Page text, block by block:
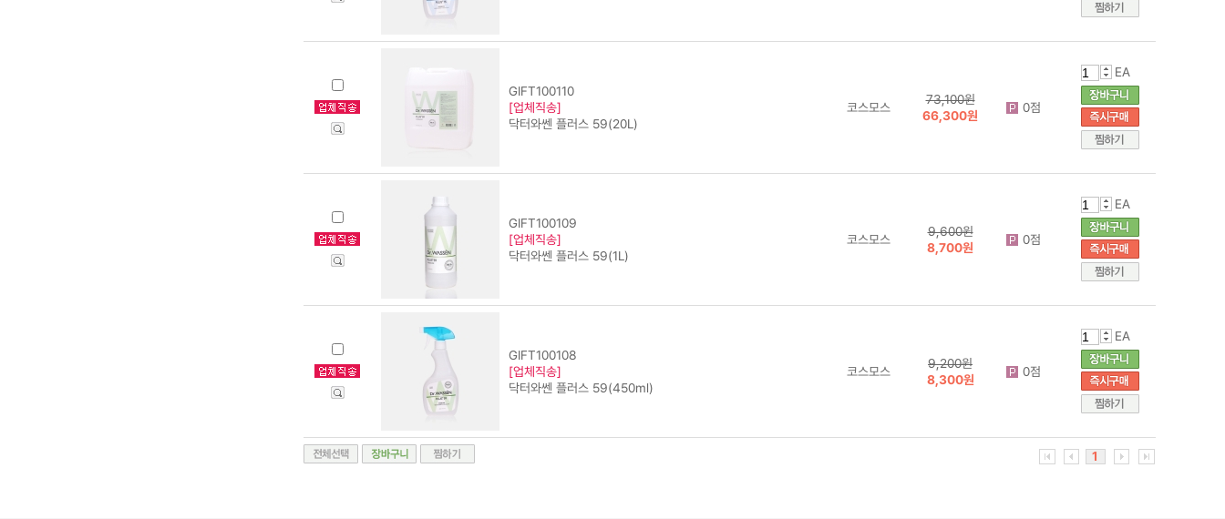
GIFT100110
[업체직송]
닥터와쎈 플러스 59(20L)
코스모스
73,100원
66,300원
0점
EA
GIFT100109
[업체직송]
닥터와쎈 플러스 59(1L)
코스모스
9,600원
8,700원
0점
EA
GIFT100108
[업체직송]
닥터와쎈 플러스 59(450ml)
코스모스
9,200원
8,300원
0점
EA
1